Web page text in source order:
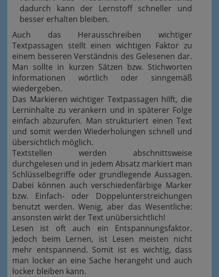
dadurch kann der Lernstoff schneller und
besser erhalten bleiben.
Auch das Herausschreiben wichtiger
Textpassagen stellt einen wichtigen Faktor zu
einem besseren Verständnis des Gelesenen dar.
Man sollte in kurzen Sätzen bzw. Stichworten
Informationen wörtlich oder sinngemäß
wiedergeben.
Das Markieren wichtiger Textpassagen hilft, die
Lerninhalte zu verankern und in späterer Folge
einfach abzurufen. Man strukturiert einen Text
und somit werden Wiederholungen schnell und
übersichtlich möglich.
Textstellen werden abschnittsweise
durchgelesen und in jedem Absatz markiert man
Schlüsselbegriffe oder grundlegende Aussagen.
Dabei können auch verschiedenfärbige Marker
bzw. Einfach- oder Doppelunterstreichungen
benutzt werden. Wenig, aber das Wesentliche:
ansonsten wirkt der Text unübersichtlich!
Lesen ist oft auch ein Entspannungsfaktor.
Jedoch beim Lernen, ist Lesen meisten nicht
mehr entspannend. Somit ist es wichtig, dass
man locker an eine Sache herangeht und auch
locker bleiben kann.